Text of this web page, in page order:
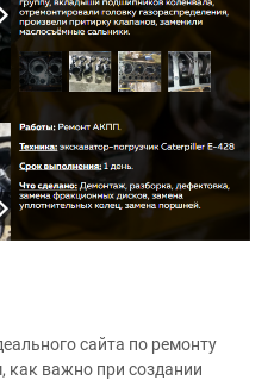
сайта по ремонту
как важно при создании